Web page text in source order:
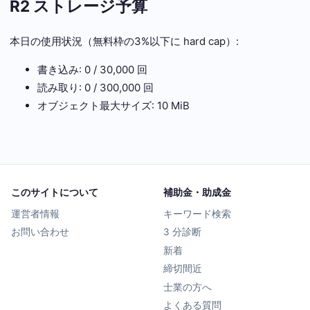
R2 ストレージ予算
本日の使用状況（無料枠の3%以下に hard cap）:
書き込み: 0 / 30,000 回
読み取り: 0 / 300,000 回
オブジェクト最大サイズ: 10 MiB
このサイトについて
運営者情報
お問い合わせ
補助金・助成金
キーワード検索
3 分診断
新着
締切間近
士業の方へ
よくある質問